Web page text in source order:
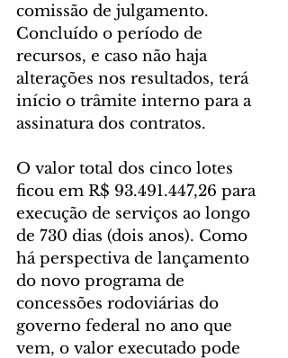
comissão de julgamento.
Concluído o período de
recursos, e caso não haja
alterações nos resultados, terá
início o trâmite interno para a
assinatura dos contratos.
O valor total dos cinco lotes
ficou em R$ 93.491.447,26 para
execução de serviços ao longo
de 730 dias (dois anos). Como
há perspectiva de lançamento
do novo programa de
concessões rodoviárias do
governo federal no ano que
vem, o valor executado pode